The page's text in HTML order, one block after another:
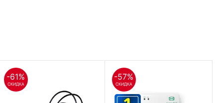
-61%
СКИДКА
-57%
СКИДКА